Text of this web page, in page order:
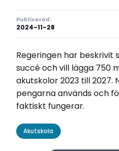
Publicerad:
2024-11-28
Regeringen har beskrivit
succé och vill lägga 750
akutskolor 2023 till 2027.
pengarna används och
faktiskt fungerar.
Akutskola